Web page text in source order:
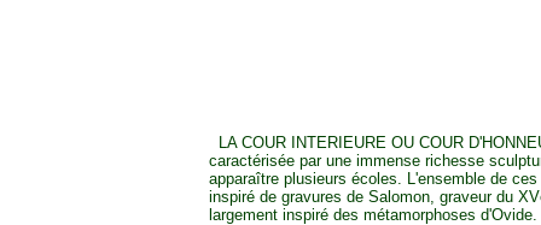
LA COUR INTERIEURE OU COUR
caractérisée par une immense richesse
apparaître plusieurs écoles. L'ensemble de
inspiré de gravures de Salomon, graveur du
largement inspiré des métamorphoses d'Ovide.